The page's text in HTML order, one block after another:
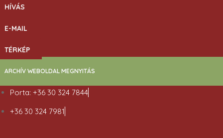
HÍVÁS
E-MAIL
TÉRKÉP
ARCHÍV WEBOLDAL MEGNYITÁS
Porta: +36 30 324 7844
+36 30 324 7981